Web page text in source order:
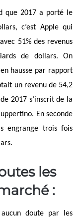
que 2017 a porté le
c’est Apple qui
51% des revenus
de dollars. On
hausse par rapport
un revenu de 54,2
2017 s’inscrit de la
En seconde
engrange trois fois
les
:
aucun doute par les